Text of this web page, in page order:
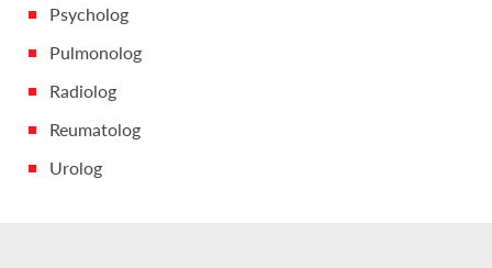
Psycholog
Pulmonolog
Radiolog
Reumatolog
Urolog